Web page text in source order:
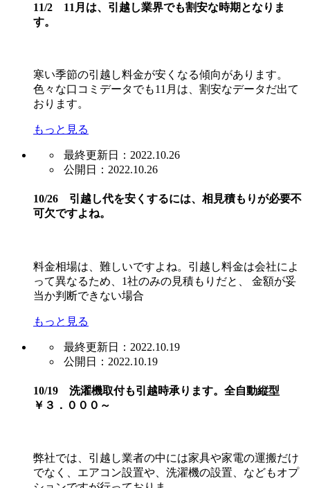
11/2 11月は、引越し業界でも割安な時期となりま
す。
寒い季節の引越し料金が安くなる傾向があります。
色々な口コミデータでも11月は、割安なデータだ出て
おります。
もっと見る
最終更新日：2022.10.26
公開日：2022.10.26
10/26 引越し代を安くするには、相見積もりが必要不
可欠ですよね。
料金相場は、難しいですよね。引越し料金は会社によ
って異なるため、1社のみの見積もりだと、 金額が妥
当か判断できない場合
もっと見る
最終更新日：2022.10.19
公開日：2022.10.19
10/19 洗濯機取付も引越時承ります。全自動縦型
￥３．０００～
弊社では、引越し業者の中には家具や家電の運搬だけ
でなく、エアコン設置や、洗濯機の設置、などもオプ